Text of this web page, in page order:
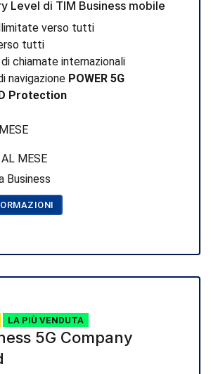
Level di TIM Business mobile
verso tutti
tutti
chiamate internazionali
navigazione POWER 5G
Protection
AL MESE
Business
LA PIÙ VENDUTA
5G Company